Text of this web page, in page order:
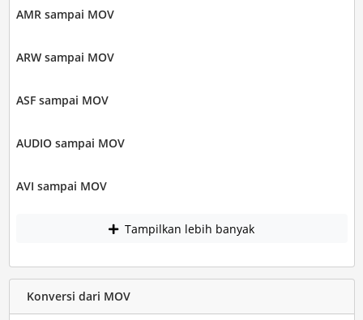
AMR sampai MOV
ARW sampai MOV
ASF sampai MOV
AUDIO sampai MOV
AVI sampai MOV
Tampilkan lebih banyak
Konversi dari MOV